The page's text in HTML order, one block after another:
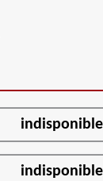
indisponible
indisponible